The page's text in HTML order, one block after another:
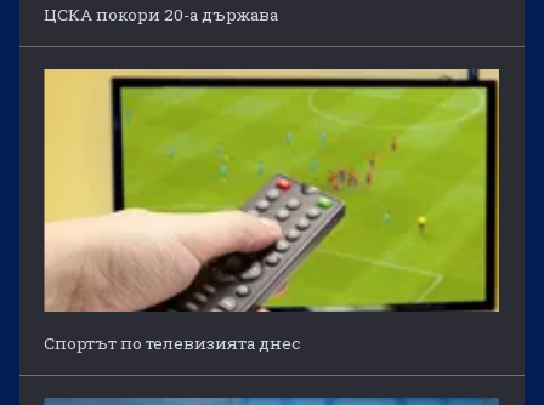
ЦСКА покори 20-а държава
Спортът по телевизията днес